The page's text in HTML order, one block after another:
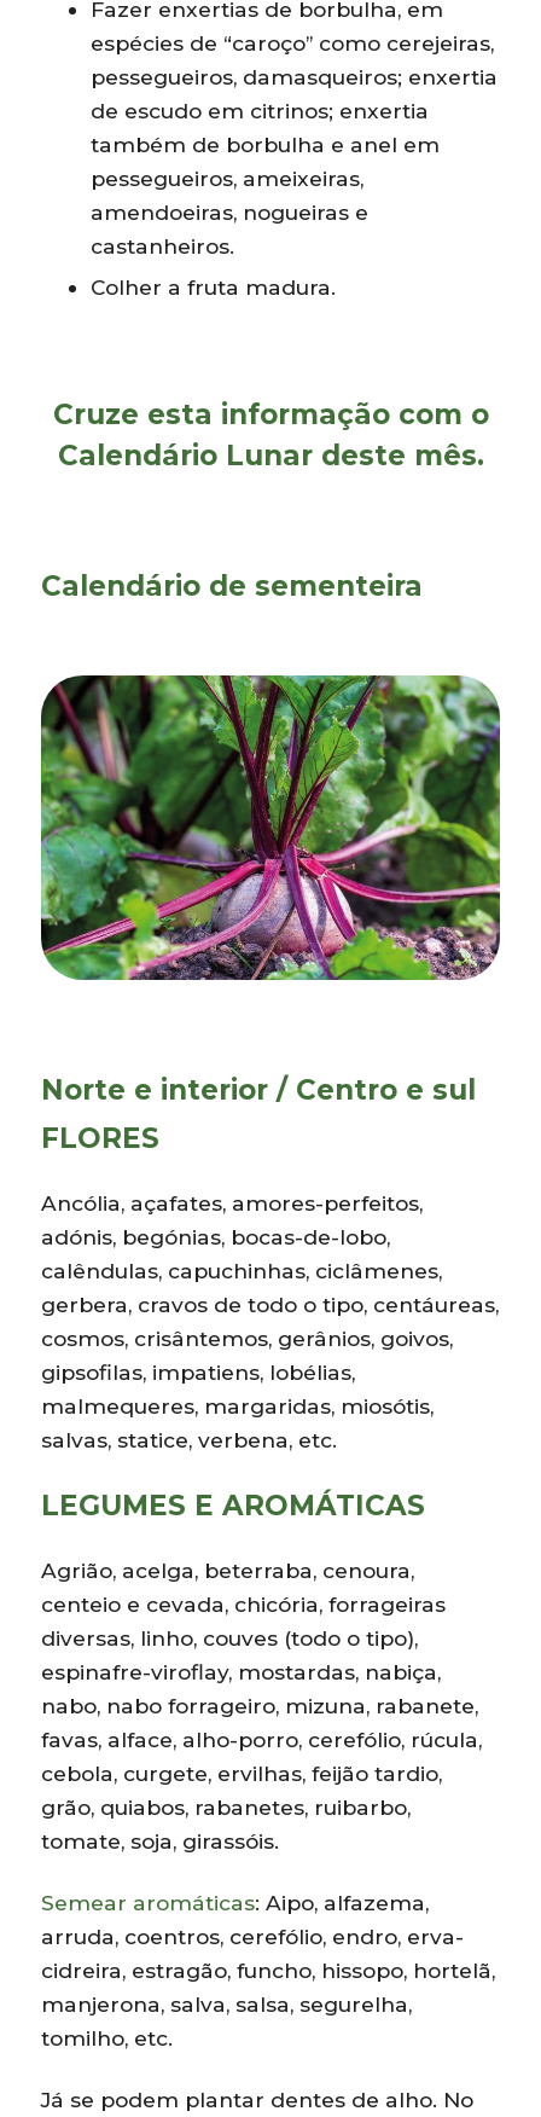
Fazer enxertias de borbulha, em
espécies de “caroço” como cerejeiras,
pessegueiros, damasqueiros; enxertia
de escudo em citrinos; enxertia
também de borbulha e anel em
pessegueiros, ameixeiras,
amendoeiras, nogueiras e
castanheiros.
Colher a fruta madura.
Cruze esta informação com o
Calendário Lunardeste mês.
Calendário de sementeira
Norte e interior / Centro e sul
FLORES
Ancólia, açafates, amores-perfeitos,
adónis, begónias, bocas-de-lobo,
calêndulas, capuchinhas, ciclâmenes,
gerbera, cravos de todo o tipo, centáureas,
cosmos, crisântemos, gerânios, goivos,
gipsofilas, impatiens, lobélias,
malmequeres, margaridas, miosótis,
salvas, statice, verbena, etc.
LEGUMES E AROMÁTICAS
Agrião, acelga, beterraba, cenoura,
centeio e cevada, chicória, forrageiras
diversas, linho, couves (todo o tipo),
espinafre-viroflay, mostardas, nabiça,
nabo, nabo forrageiro, mizuna, rabanete,
favas, alface, alho-porro, cerefólio, rúcula,
cebola, curgete, ervilhas, feijão tardio,
grão, quiabos, rabanetes, ruibarbo,
tomate, soja, girassóis.
Semear aromáticas: Aipo, alfazema,
arruda, coentros, cerefólio, endro, erva-
cidreira, estragão, funcho, hissopo, hortelã,
manjerona, salva, salsa, segurelha,
tomilho, etc.
Já se podem plantar dentes de alho. No